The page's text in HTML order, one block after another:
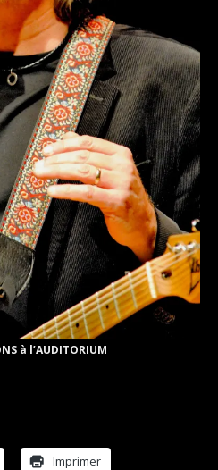
à l’AUDITORIUM
Imprimer